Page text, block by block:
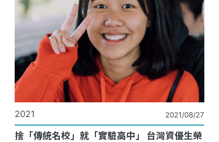
2021 2021/08/27
捨「傳統名校」就「實驗高中」 台灣資優生榮